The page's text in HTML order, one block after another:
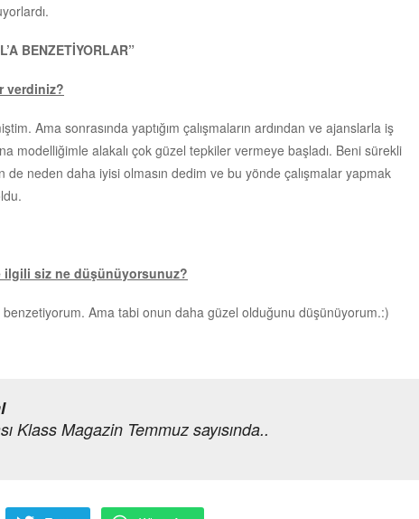
BENZETİYORLAR”
verdiniz?
Ama sonrasında yaptığım çalışmaların ardından ve ajanslarla iş
modelliğimle alakalı çok güzel tepkiler vermeye başladı. Beni sürekli
de neden daha iyisi olmasın dedim ve bu yönde çalışmalar yapmak
ilgili siz ne düşünüyorsunuz?
benzetiyorum. Ama tabi onun daha güzel olduğunu düşünüyorum.:)
Klass Magazin Temmuz sayısında..